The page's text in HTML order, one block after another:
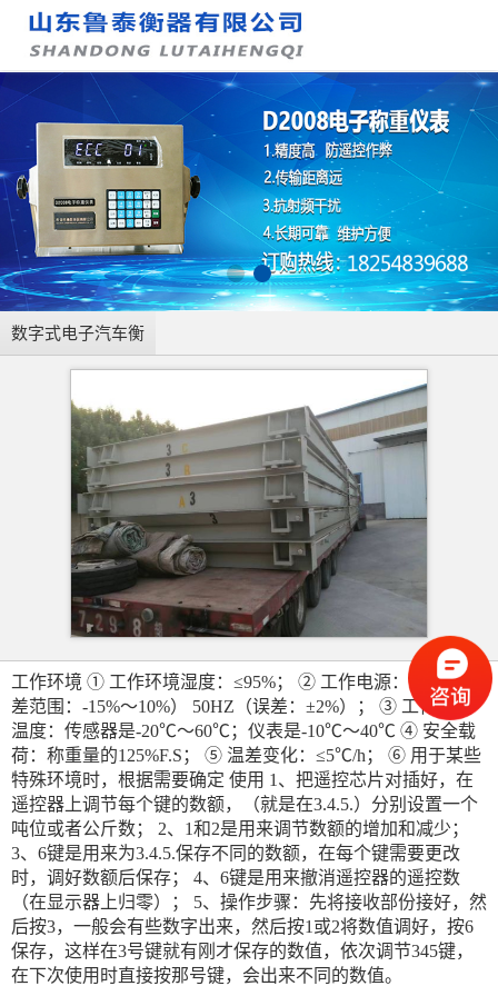
数字式电子汽车衡
工作环境 ① 工作环境湿度：≤95%； ② 工作电源：220V（误
差范围：-15%～10%） 50HZ（误差：±2%）； ③ 工作环境
温度：传感器是-20℃～60℃；仪表是-10℃～40℃ ④ 安全载
荷：称重量的125%F.S； ⑤ 温差变化：≤5℃/h； ⑥ 用于某些
特殊环境时，根据需要确定 使用 1、把遥控芯片对插好，在
遥控器上调节每个键的数额，（就是在3.4.5.）分别设置一个
吨位或者公斤数； 2、1和2是用来调节数额的增加和减少；
3、6键是用来为3.4.5.保存不同的数额，在每个键需要更改
时，调好数额后保存； 4、6键是用来撤消遥控器的遥控数
（在显示器上归零）； 5、操作步骤：先将接收部份接好，然
后按3，一般会有些数字出来，然后按1或2将数值调好，按6
保存，这样在3号键就有刚才保存的数值，依次调节345键，
在下次使用时直接按那号键，会出来不同的数值。